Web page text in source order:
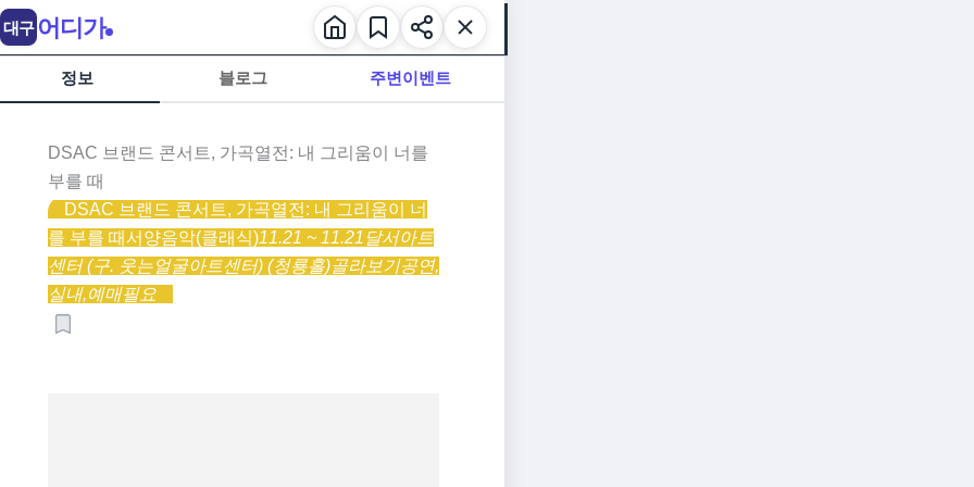
정보 블로그 주변이벤트
DSAC 브랜드 콘서트, 가곡열전: 내 그리움이 너를
부를 때
DSAC 브랜드 콘서트, 가곡열전: 내 그리움이 너
를 부를 때서양음악(클래식)11.21 ~ 11.21 달서아트
센터 (구. 웃는얼굴아트센터) (청룡홀)골라보기공연,
실내,예매필요
대구 어디가